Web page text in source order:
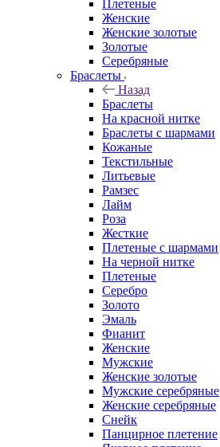
Плетеные
Женские
Женские золотые
Золотые
Серебряные
Браслеты
Назад
Браслеты
На красной нитке
Браслеты с шармами
Кожаные
Текстильные
Литьевые
Рамзес
Лайм
Роза
Жесткие
Плетеные с шармами
На черной нитке
Плетеные
Серебро
Золото
Эмаль
Фианит
Женские
Мужские
Женские золотые
Мужские серебряные
Женские серебряные
Снейк
Панцирное плетение